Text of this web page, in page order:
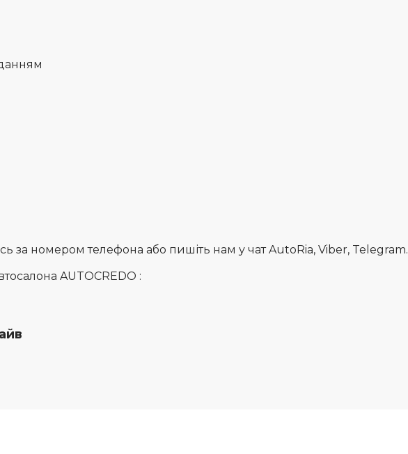
за номером телефона або пишіть нам у чат AutoRia, Viber, Telegram.
AUTOCREDO :